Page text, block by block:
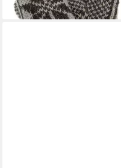
lieferbar - in 2-3 Werktagen bei